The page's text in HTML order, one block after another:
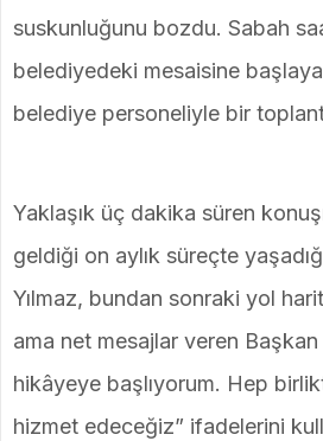
suskunluğunu bozdu. Sabah
belediyedeki mesaisine
belediye personeliyle bir
Yaklaşık üç dakika süren
geldiği on aylık süreçte
Yılmaz, bundan sonraki yol
ama net mesajlar veren Başkan
hikâyeye başlıyorum. Hep
hizmet edeceğiz” ifadelerini